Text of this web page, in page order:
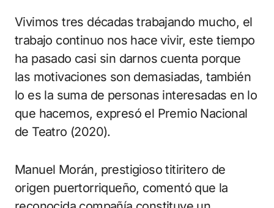
Vivimos tres décadas trabajando mucho, el
trabajo continuo nos hace vivir, este tiempo
ha pasado casi sin darnos cuenta porque
las motivaciones son demasiadas, también
lo es la suma de personas interesadas en lo
que hacemos, expresó el Premio Nacional
de Teatro (2020).
Manuel Morán, prestigioso titiritero de
origen puertorriqueño, comentó que la